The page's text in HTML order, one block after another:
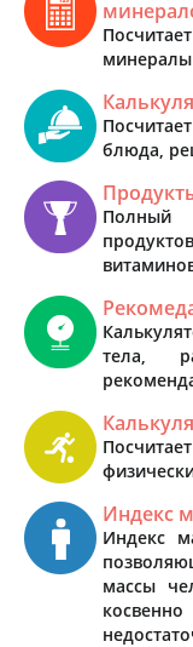
блюда,
Полный
тела,
Индекс
Индекс
массы